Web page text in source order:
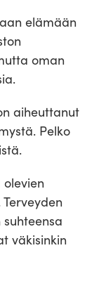
elämään
oman
aiheuttanut
Pelko
väkisinkin